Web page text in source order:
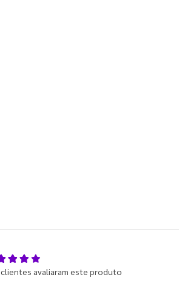
clientes avaliaram este produto